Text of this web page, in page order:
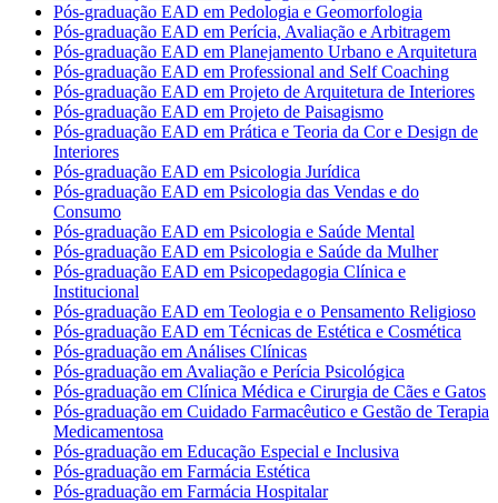
Pós-graduação EAD em Pedologia e Geomorfologia
Pós-graduação EAD em Perícia, Avaliação e Arbitragem
Pós-graduação EAD em Planejamento Urbano e Arquitetura
Pós-graduação EAD em Professional and Self Coaching
Pós-graduação EAD em Projeto de Arquitetura de Interiores
Pós-graduação EAD em Projeto de Paisagismo
Pós-graduação EAD em Prática e Teoria da Cor e Design de
Interiores
Pós-graduação EAD em Psicologia Jurídica
Pós-graduação EAD em Psicologia das Vendas e do
Consumo
Pós-graduação EAD em Psicologia e Saúde Mental
Pós-graduação EAD em Psicologia e Saúde da Mulher
Pós-graduação EAD em Psicopedagogia Clínica e
Institucional
Pós-graduação EAD em Teologia e o Pensamento Religioso
Pós-graduação EAD em Técnicas de Estética e Cosmética
Pós-graduação em Análises Clínicas
Pós-graduação em Avaliação e Perícia Psicológica
Pós-graduação em Clínica Médica e Cirurgia de Cães e Gatos
Pós-graduação em Cuidado Farmacêutico e Gestão de Terapia
Medicamentosa
Pós-graduação em Educação Especial e Inclusiva
Pós-graduação em Farmácia Estética
Pós-graduação em Farmácia Hospitalar